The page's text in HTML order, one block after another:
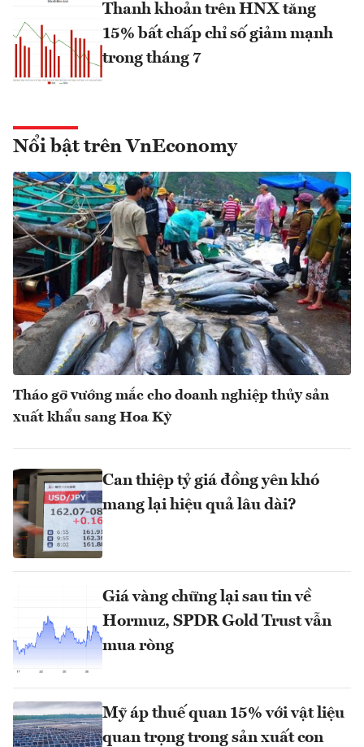
Thanh khoản trên HNX tăng
15% bất chấp chỉ số giảm mạnh
trong tháng 7
Nổi bật trên VnEconomy
Tháo gỡ vướng mắc cho doanh nghiệp thủy sản
xuất khẩu sang Hoa Kỳ
Can thiệp tỷ giá đồng yên khó
mang lại hiệu quả lâu dài?
Giá vàng chững lại sau tin về
Hormuz, SPDR Gold Trust vẫn
mua ròng
Mỹ áp thuế quan 15% với vật liệu
quan trọng trong sản xuất con